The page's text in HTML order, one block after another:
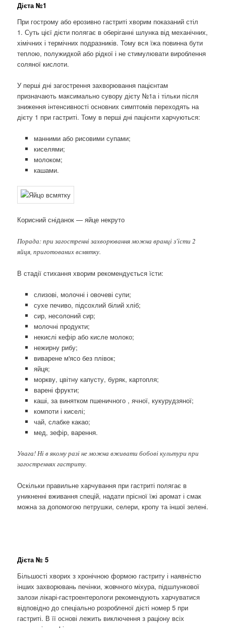
Дієта №1
При гострому або ерозивно гастриті хворим показаний стіл
1. Суть цієї дієти полягає в оберіганні шлунка від механічних,
хімічних і термічних подразників. Тому вся їжа повинна бути
теплою, полужидкой або рідкої і не стимулювати вироблення
соляної кислоти.
У перші дні загострення захворювання пацієнтам
призначають максимально сувору дієту №1а і тільки після
зниження інтенсивності основних симптомів переходять на
дієту 1 при гастриті. Тому в перші дні пацієнти харчуються:
манними або рисовими супами;
киселями;
молоком;
кашами.
Корисний сніданок — яйце некруто
Порада: при загостренні захворювання можна вранці з'їсти 2
яйця, приготованих всмятку.
В стадії стихання хворим рекомендується їсти:
слизові, молочні і овочеві супи;
сухе печиво, підсохлий білий хліб;
сир, несолоний сир;
молочні продукти;
некислі кефір або кисле молоко;
нежирну рибу;
виварене м'ясо без плівок;
яйця;
моркву, цвітну капусту, буряк, картопля;
варені фрукти;
каші, за винятком пшеничного , ячної, кукурудзяної;
компоти і киселі;
чай, слабке какао;
мед, зефір, варення.
Увага! Ні в якому разі не можна вживати бобові культури при
загостреннях гастриту.
Оскільки правильне харчування при гастриті полягає в
уникненні вживання спецій, надати прісної їжі аромат і смак
можна за допомогою петрушки, селери, кропу та іншої зелені.
Дієта № 5
Більшості хворих з хронічною формою гастриту і наявністю
інших захворювань печінки, жовчного міхура, підшлункової
залози лікарі-гастроентерологи рекомендують харчуватися
відповідно до спеціально розробленої дієті номер 5 при
гастриті. В її основі лежить виключення з раціону всіх